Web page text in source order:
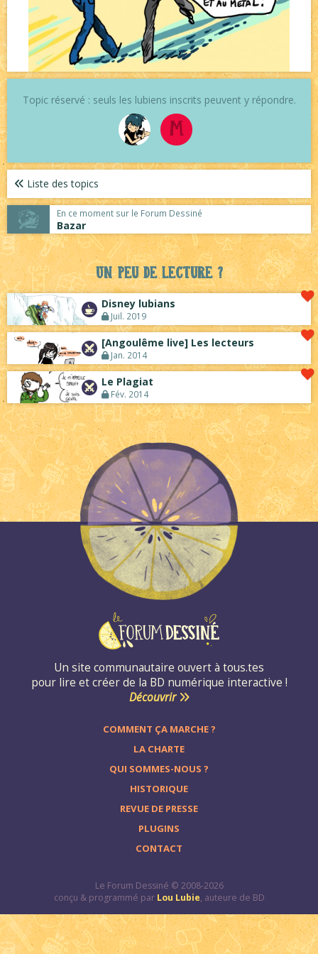
Topic réservé : seuls les lubiens inscrits peuvent y répondre.
M
Liste des topics
En ce moment sur le Forum Dessiné
Bazar
Un peu de lecture ?
Disney lubians
Juil. 2019
[Angoulême live] Les lecteurs
Jan. 2014
Le Plagiat
Fév. 2014
Un site communautaire ouvert à tous.tes
pour lire et créer de la BD numérique interactive !
Découvrir
COMMENT ÇA MARCHE ?
LA CHARTE
QUI SOMMES-NOUS ?
HISTORIQUE
REVUE DE PRESSE
PLUGINS
CONTACT
Le Forum Dessiné © 2008-2026
conçu & programmé par Lou Lubie, auteure de BD